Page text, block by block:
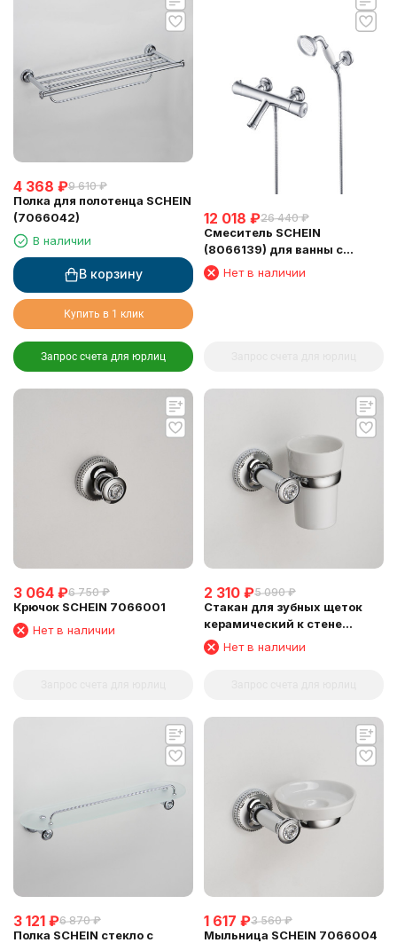
4 368 ₽9 610 ₽
Полка для полотенца SCHEIN
(7066042)
В наличии
В корзину
Купить в 1 клик
Запрос счета для юрлиц
12 018 ₽26 440 ₽
Смеситель SCHEIN
(8066139) для ванны с
термостатом
Нет в наличии
3 064 ₽6 750 ₽
Крючок SCHEIN 7066001
Нет в наличии
2 310 ₽5 090 ₽
Стакан для зубных щеток
керамический к стене
SCHEIN (7066011)
Нет в наличии
3 121 ₽6 870 ₽
Полка SCHEIN стекло с
1 617 ₽3 560 ₽
Мыльница SCHEIN 7066004